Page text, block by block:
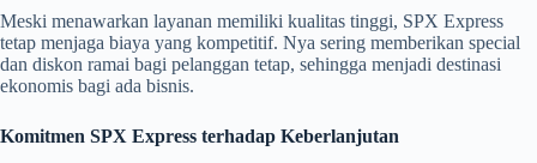
Meski menawarkan layanan memiliki kualitas tinggi, SPX Express
tetap menjaga biaya yang kompetitif. Nya sering memberikan special
dan diskon ramai bagi pelanggan tetap, sehingga menjadi destinasi
ekonomis bagi ada bisnis.
Komitmen SPX Express terhadap Keberlanjutan